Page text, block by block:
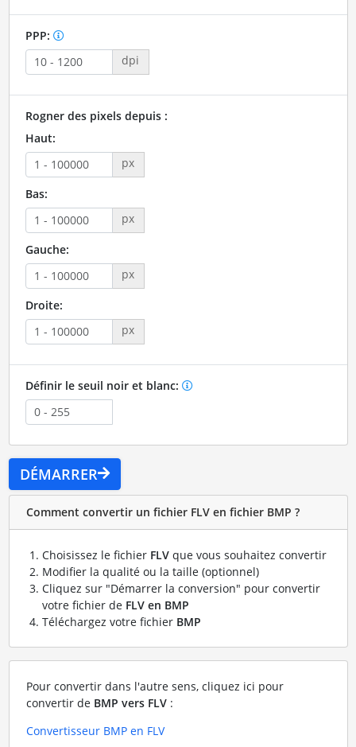
PPP:
dpi
Rogner des pixels depuis :
Haut:
px
Bas:
px
Gauche:
px
Droite:
px
Définir le seuil noir et blanc:
DÉMARRER
Comment convertir un fichier FLV en fichier BMP ?
Choisissez le fichier FLVque vous souhaitez convertir
Modifier la qualité ou la taille (optionnel)
Cliquez sur "Démarrer la conversion" pour convertir
votre fichier de FLV en BMP
Téléchargez votre fichier BMP
Pour convertir dans l'autre sens, cliquez ici pour
convertir de BMP vers FLV:
Convertisseur BMP en FLV